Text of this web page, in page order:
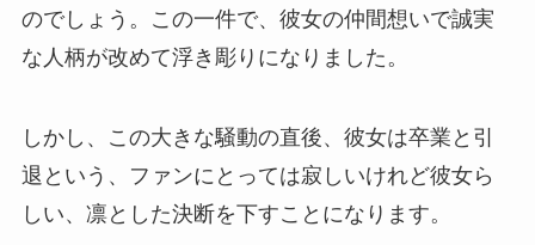
のでしょう。この一件で、彼女の仲間想いで誠実
な人柄が改めて浮き彫りになりました。
しかし、この大きな騒動の直後、彼女は卒業と引
退という、ファンにとっては寂しいけれど彼女ら
しい、凛とした決断を下すことになります。